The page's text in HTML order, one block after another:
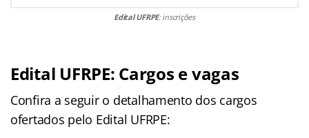
Edital UFRPE: inscrições
Edital UFRPE: Cargos e vagas
Confira a seguir o detalhamento dos cargos
ofertados pelo Edital UFRPE: